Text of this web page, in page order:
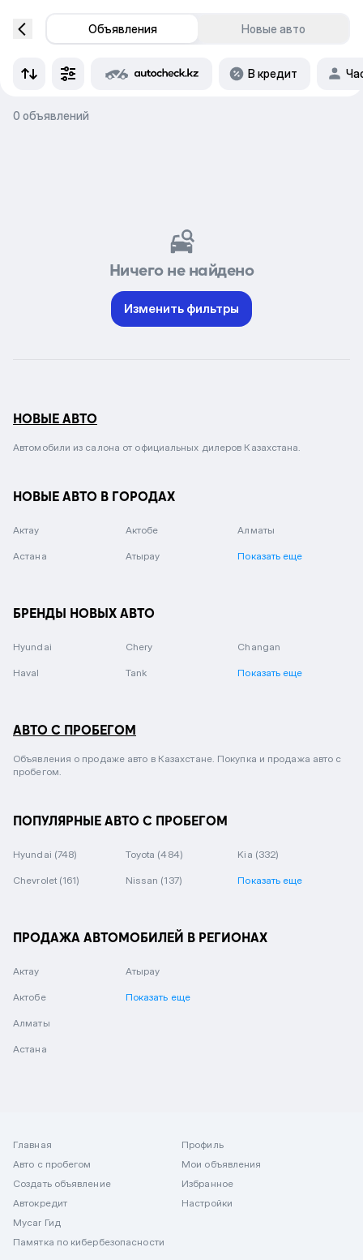
Объявления Новые авто
В кредит
0 объявлений
Ничего не найдено
Изменить фильтры
НОВЫЕ АВТО
Автомобили из салона от официальных дилеров Казахстана.
НОВЫЕ АВТО В ГОРОДАХ
Актау Актобе Алматы
Астана Атырау Показать еще
БРЕНДЫ НОВЫХ АВТО
Hyundai Chery Changan
Haval Tank Показать еще
АВТО С ПРОБЕГОМ
Объявления о продаже авто в Казахстане. Покупка и продажа авто с
пробегом.
ПОПУЛЯРНЫЕ АВТО С ПРОБЕГОМ
Hyundai (748) Toyota (484) Kia (332)
Chevrolet (161) Nissan (137) Показать еще
ПРОДАЖА АВТОМОБИЛЕЙ В РЕГИОНАХ
Актау
Актобе
Алматы
Астана
Атырау
Показать еще
Главная
Авто с пробегом
Создать объявление
Автокредит
Mycar Гид
Памятка по кибербезопасности
Профиль
Мои объявления
Избранное
Настройки